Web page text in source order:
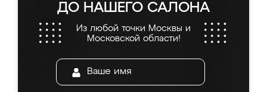
ДО НАШЕГО САЛОНА
Из любой точки Москвы и
Московской области!